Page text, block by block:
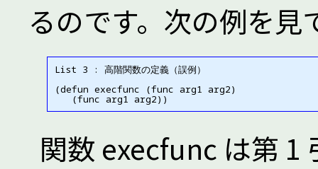
るのです。次の例を見
List 3 : 高階関数の定義（誤例）
(defun execfunc (func arg1 arg2)
関数 execfunc は第 1